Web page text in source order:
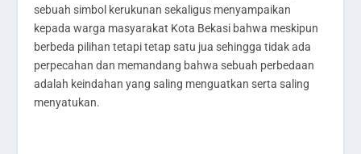
sebuah simbol kerukunan sekaligus menyampaikan
kepada warga masyarakat Kota Bekasi bahwa meskipun
berbeda pilihan tetapi tetap satu jua sehingga tidak ada
perpecahan dan memandang bahwa sebuah perbedaan
adalah keindahan yang saling menguatkan serta saling
menyatukan.